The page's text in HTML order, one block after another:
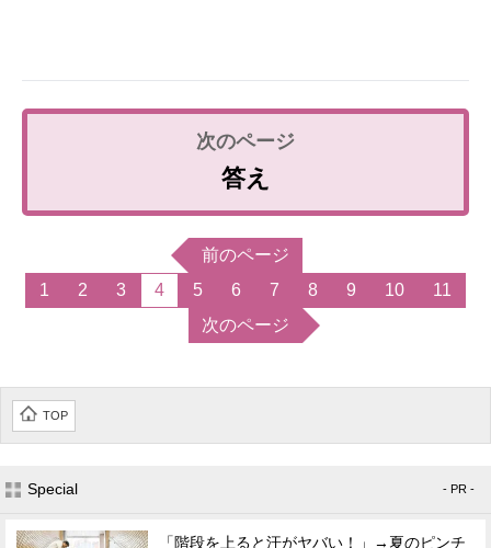
答え
前のページ
1
2 3 4 5 6 7 8 9 10
11
次のページ
TOP
Special - PR -
「階段を上ると汗がヤバい！」→夏のピンチ